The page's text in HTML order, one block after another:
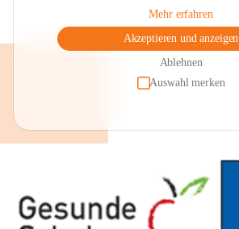
Mehr erfahren
Akzeptieren und anzeigen
Ablehnen
Auswahl merken